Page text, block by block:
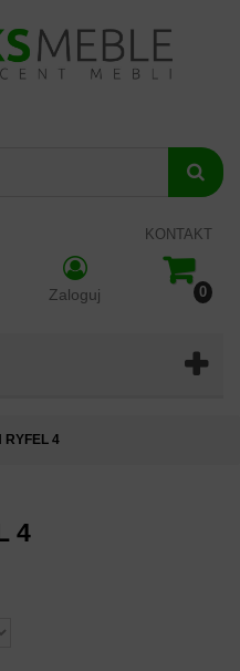
Zaloguj 0
KONTAKT
RYFEL 4
4